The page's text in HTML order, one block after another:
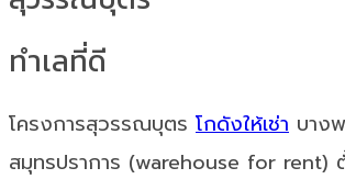
ทำเลที่ดี
โครงการสุวรรณบุตร โกดังให้เช่า บาง
สมุทรปราการ (warehouse for rent)